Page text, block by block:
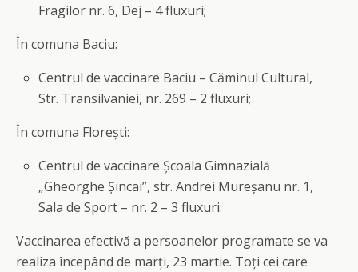
Fragilor nr. 6, Dej – 4 fluxuri;
În comuna Baciu:
Centrul de vaccinare Baciu – Căminul Cultural,
Str. Transilvaniei, nr. 269 – 2 fluxuri;
În comuna Florești:
Centrul de vaccinare Școala Gimnazială
„Gheorghe Șincai”, str. Andrei Mureșanu nr. 1,
Sala de Sport – nr. 2 – 3 fluxuri.
Vaccinarea efectivă a persoanelor programate se va
realiza începând de marți, 23 martie. Toți cei care